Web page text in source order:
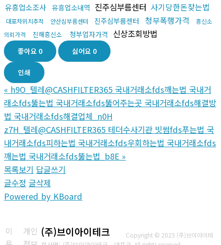
유흥업소조사 유흥업소내역 진주심부름센터 사기당한돈찾는법
대포차위치추적 안산심부름센터 진주심부름센터 청부폭행가격
흥신소
의뢰가격
진해흥신소 청부업자가격 신상조회방법
좋아요 0 싫어요 0
인쇄
« h9O_텔레@CASHFILTER365 국내거래소fds깨는법 국내거
래소fds뚫는법 국내거래소fds뚫어주는곳 국내거래소fds해결방
법 국내거래소fds해결업체_n0H
z7H_텔레@CASHFILTER365 테더수사기관 빗썸fds푸는법 국
내거래소fds피하는법 국내거래소fds우회하는법 국내거래소fds
깨는법 국내거래소fds뚫는법_b8E »
목록보기 답글쓰기
글수정 글삭제
Powered by KBoard
이
개인 (주)브이아이테크
Copyright © 2025 (주)브이아이테